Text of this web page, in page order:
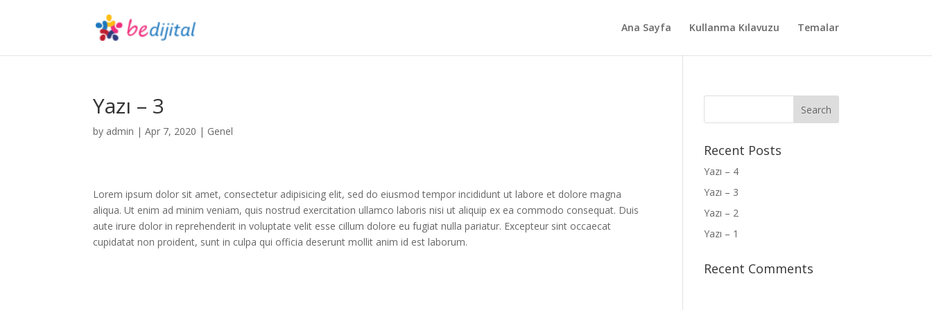
Ana Sayfa Kullanma Kılavuzu Temalar
Yazı – 3
by admin |Apr 7, 2020 | Genel
Lorem ipsum dolor sit amet, consectetur adipisicing elit, sed do eiusmod tempor incididunt ut labore et dolore magna
aliqua. Ut enim ad minim veniam, quis nostrud exercitation ullamco laboris nisi ut aliquip ex ea commodo consequat. Duis
aute irure dolor in reprehenderit in voluptate velit esse cillum dolore eu fugiat nulla pariatur. Excepteur sint occaecat
cupidatat non proident, sunt in culpa qui officia deserunt mollit anim id est laborum.
Recent Posts
Yazı – 4
Yazı – 3
Yazı – 2
Yazı – 1
Recent Comments